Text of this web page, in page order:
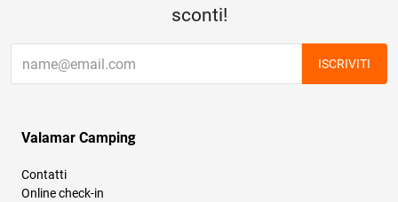
sconti!
ISCRIVITI
Valamar Camping
Contatti
Online check-in